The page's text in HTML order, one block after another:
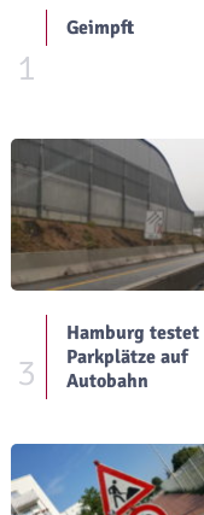
1
Geimpft
3
Hamburg testet
Parkplätze auf
Autobahn